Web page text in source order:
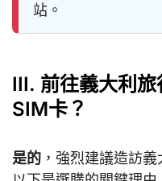
站。
III. 前往義大利
SIM卡？
是的 ，強烈建議造訪